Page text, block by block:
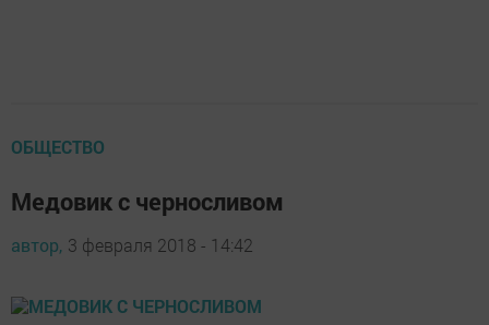
ОБЩЕСТВО
Медовик с черносливом
автор, 3 февраля 2018 - 14:42